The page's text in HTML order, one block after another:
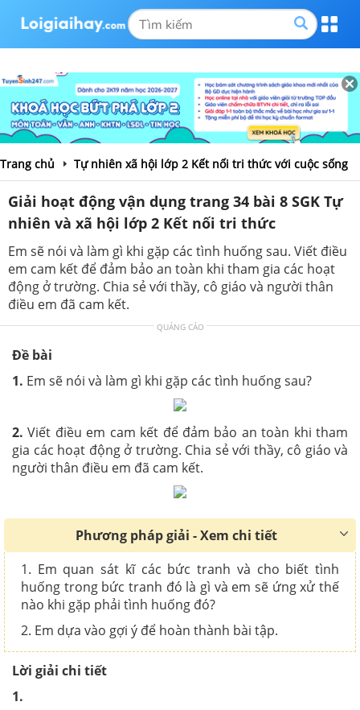
Trang chủ Tự nhiên xã hội lớp 2 Kết nối tri thức với cuộc sống
Giải hoạt động vận dụng trang 34 bài 8 SGK Tự
nhiên và xã hội lớp 2 Kết nối tri thức
Em sẽ nói và làm gì khi gặp các tình huống sau. Viết điều
em cam kết để đảm bảo an toàn khi tham gia các hoạt
động ở trường. Chia sẻ với thầy, cô giáo và người thân
điều em đã cam kết.
QUẢNG CÁO
Đề bài
1. Em sẽ nói và làm gì khi gặp các tình huống sau?
2.Viết điều em cam kết để đảm bảo an toàn khi tham
gia các hoạt động ở trường. Chia sẻ với thầy, cô giáo và
người thân điều em đã cam kết.
Phương pháp giải - Xem chi tiết
1. Em quan sát kĩ các bức tranh và cho biết tình
huống trong bức tranh đó là gì và em sẽ ứng xử thế
nào khi gặp phải tình huống đó?
2. Em dựa vào gợi ý để hoàn thành bài tập.
Lời giải chi tiết
1.